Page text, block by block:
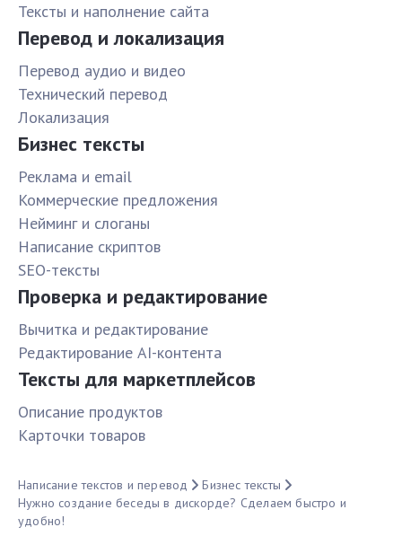
Тексты и наполнение сайта
Перевод и локализация
Перевод аудио и видео
Технический перевод
Локализация
Бизнес тексты
Реклама и email
Коммерческие предложения
Нейминг и слоганы
Написание скриптов
SEO-тексты
Проверка и редактирование
Вычитка и редактирование
Редактирование AI-контента
Тексты для маркетплейсов
Описание продуктов
Карточки товаров
Написание текстов и перевод
Бизнес тексты
Нужно создание беседы в дискорде? Сделаем быстро и
удобно!